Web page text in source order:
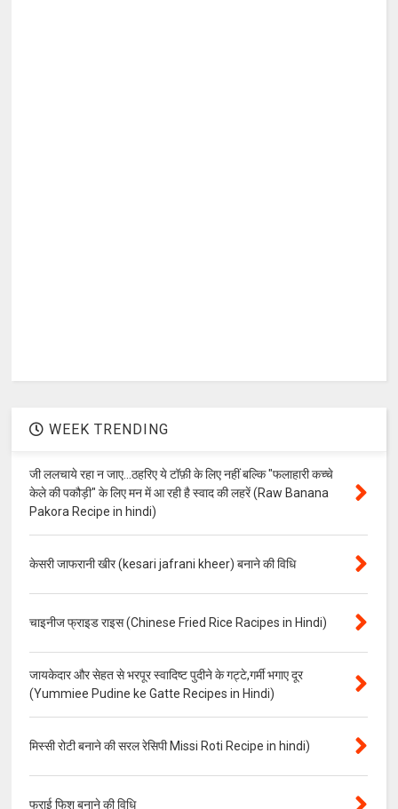
WEEK TRENDING
जी ललचाये रहा न जाए...ठहरिए ये टॉफ़ी के लिए नहीं बल्कि "फलाहारी कच्चे
केले की पकौड़ी" के लिए मन में आ रही है स्वाद की लहरें (Raw Banana
Pakora Recipe in hindi)
केसरी जाफरानी खीर (kesari jafrani kheer) बनाने की विधि
चाइनीज फ्राइड राइस (Chinese Fried Rice Racipes in Hindi)
जायकेदार और सेहत से भरपूर स्वादिष्ट पुदीने के गट्टे,गर्मी भगाए दूर
(Yummiee Pudine ke Gatte Recipes in Hindi)
मिस्सी रोटी बनाने की सरल रेसिपी Missi Roti Recipe in hindi)
फ्राई फिश बनाने की विधि